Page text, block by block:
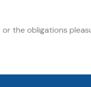
the obligations